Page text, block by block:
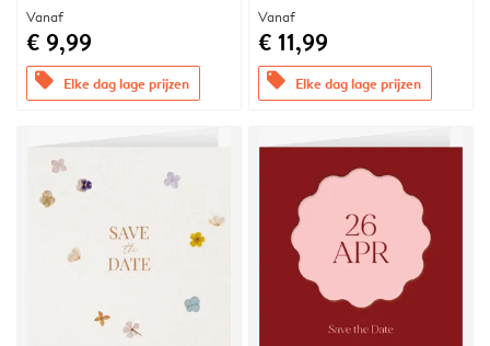
Vanaf
€ 9,99
offers Elke dag lage prijzen
Vanaf
€ 11,99
offers Elke dag lage prijzen